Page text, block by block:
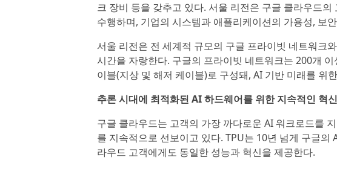
크 장비 등을 갖추고 있다. 서울 리전은 구글 클라우드
수행하며, 기업의 시스템과 애플리케이션의 가용성, 보
서울 리전은 전 세계적 규모의 구글 프라이빗 네트워크
시간을 자랑한다. 구글의 프라이빗 네트워크는 200개
이블(지상 및 해저 케이블)로 구성돼, AI 기반 미래를 위
추론 시대에 최적화된 AI 하드웨어를 위한 지속적인 혁신
구글 클라우드는 고객의 가장 까다로운 AI 워크로드를
를 지속적으로 선보이고 있다. TPU는 10년 넘게 구글
라우드 고객에게도 동일한 성능과 혁신을 제공한다.